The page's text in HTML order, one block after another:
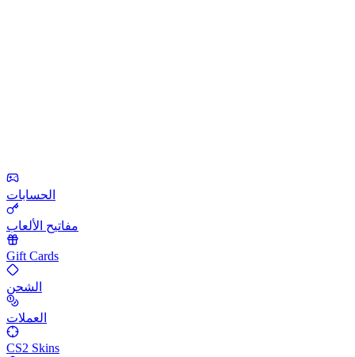
الحسابات
مفاتيح الألعاب
Gift Cards
الشحن
العملات
CS2 Skins